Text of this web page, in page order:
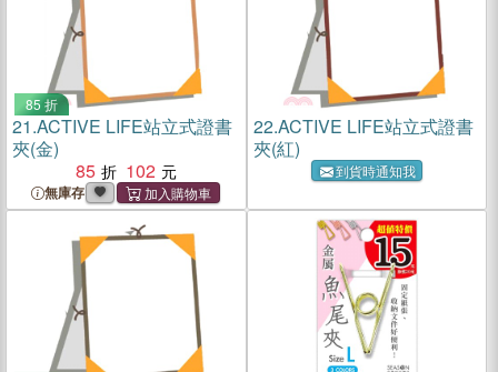
85 折
21.ACTIVE LIFE站立式證書
夾(金)
85
102
無庫存
22.ACTIVE LIFE站立式證書
夾(紅)
到貨時通知我